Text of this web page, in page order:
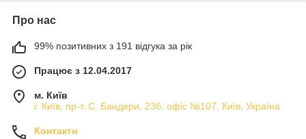
Про нас
99% позитивних з 191 відгука за рік
Працює з 12.04.2017
м. Київ
г. Київ, пр-т. С. Бандери, 23б, офіс №107, Київ, Україна
Контакти